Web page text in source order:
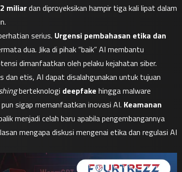
miliar dan diproyeksikan hampir tiga kali lipat dalam
serius. Urgensi pembahasan etika dan
dua. Jika di pihak “baik” AI membantu
dimanfaatkan oleh pelaku kejahatan siber.
dan etis, AI dapat disalahgunakan untuk tujuan
berteknologi deepfake hingga malware
sigap memanfaatkan inovasi AI. Keamanan
menjadi celah baru apabila pengembangannya
mengapa diskusi mengenai etika dan regulasi AI